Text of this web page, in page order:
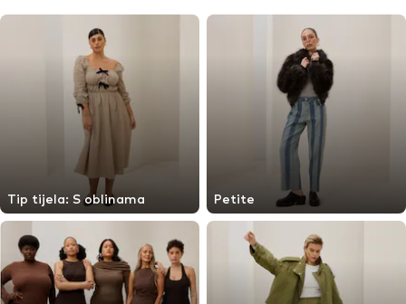
Tip tijela: S oblinama Petite